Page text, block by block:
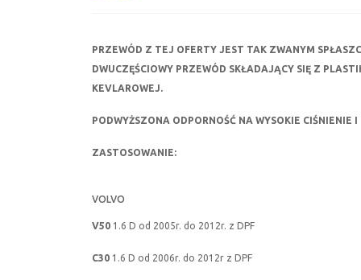
PRZEWÓD Z TEJ OFERTY JEST TAK ZWANYM
DWUCZĘŚCIOWY PRZEWÓD SKŁADAJĄCY SIĘ Z
KEVLAROWEJ.
PODWYŻSZONA ODPORNOŚĆ NA WYSOKIE CIŚNIENIE
ZASTOSOWANIE:
VOLVO
V50 1.6 D od 2005r. do 2012r. z DPF
C30 1.6 D od 2006r. do 2012r z DPF